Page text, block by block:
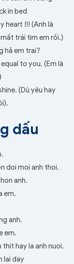
in bed
heart !!! (Anh là
trái tim em rồi.)
hả em trai?
equal to you. (Em là
(Dù yêu hay
dấu
doi moi anh thoi.
anh.
em.
anh.
em.
thit hay la anh nuoi.
lai day